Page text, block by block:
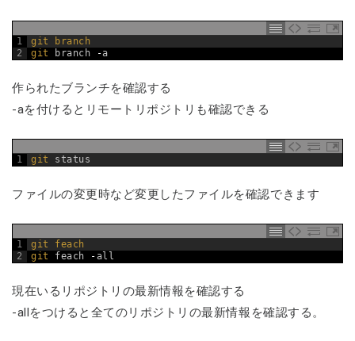
1
2
git
branch
git
branch -a
作られたブランチを確認する
-aを付けるとリモートリポジトリも確認できる
1 git status
ファイルの変更時など変更したファイルを確認できます
1
2
git feach
git feach -all
現在いるリポジトリの最新情報を確認する
-allをつけると全てのリポジトリの最新情報を確認する。